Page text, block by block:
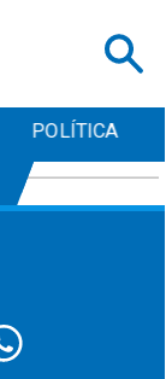
POLÍTICA